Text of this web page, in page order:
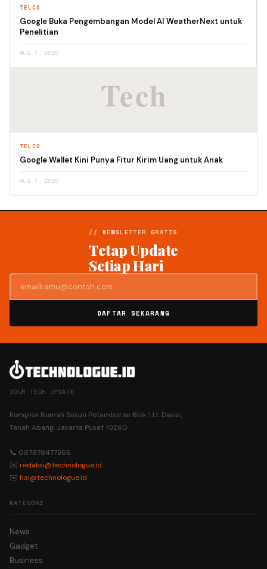
TELCO
Google Buka Pengembangan Model AI WeatherNext untuk
Penelitian
AUG 7, 2026
TELCO
Google Wallet Kini Punya Fitur Kirim Uang untuk Anak
AUG 7, 2026
// NEWSLETTER GRATIS
Tetap Update
Setiap Hari
DAFTAR SEKARANG
YOUR TECH UPDATE
Komplek Rumah Susun Petamburan Blok 1 Lt. Dasar,
Tanah Abang, Jakarta Pusat 10260
📞 087878477366
✉️ redaksi@technologue.id
✉️ hai@technologue.id
KATEGORI
News
Gadget
Business